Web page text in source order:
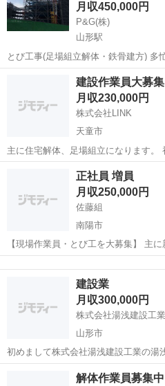
月収450,000円
P&G(株)
山形駅
とび工事(足場組立解体・鉄骨建方) 多忙につき山形県からの人員を募
集中です！ 大手ゼネコンの現場で安定の仕事量！ 年齢層も幅広く、未山形市 山形駅 鳶職
建設作業員大募集
月収230,000円
株式会社LINK
天童市
主に住宅解体、足場組立になります。
ます。 社会保険完備‼️ 休みは日曜日、
ます。 給料形態は日給月給です。 多忙のため作業員大募集‼️ 体を動か
すことが好きな方、力...
天童市 鳶職 社会保険
正社員 増員
月収250,000円
佐藤組
南陽市
【現場作業員・とび工を大募集】 主
の現場です。 (1)経験のある方 相談しながらどんどん仕事を お任
せしていきます！ (2)未
建設業
月収300,000円
株式会社湯浅建設工業
山形市
初めまして株式会社湯浅建設工業の湯
り西東京、南東京、宮城県に事業所が
工事、総合解体、鉄骨、鍛治、土工、土
山形市 鳶職 建設業
解体作業員募集中